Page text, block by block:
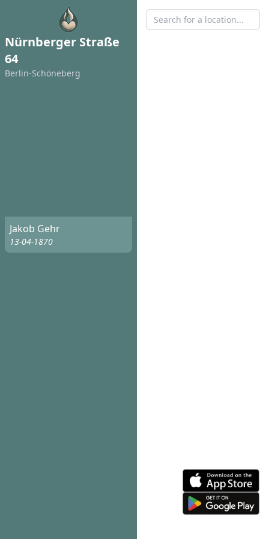
Nürnberger Straße
64
Berlin-Schöneberg
Jakob Gehr
13-04-1870